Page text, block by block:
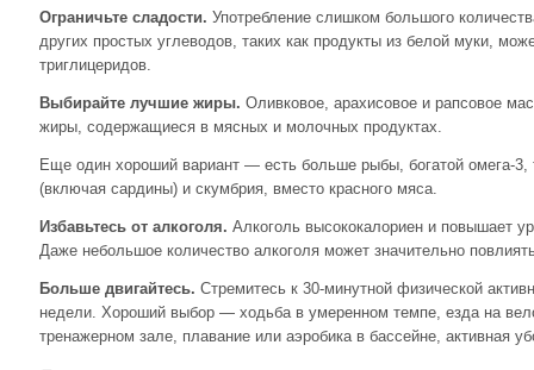
Ограничьте сладости. Употребление слишком большого
других простых углеводов, таких как продукты из белой муки,
триглицеридов.
Выбирайте лучшие жиры. Оливковое, арахисовое и рапсовое
жиры, содержащиеся в мясных и молочных продуктах.
Еще один хороший вариант — есть больше рыбы, богатой омега-3,
(включая сардины) и скумбрия, вместо красного мяса.
Избавьтесь от алкоголя. Алкоголь высококалориен и повышает
Даже небольшое количество алкоголя может значительно
Больше двигайтесь. Стремитесь к 30-минутной физической
недели. Хороший выбор — ходьба в умеренном темпе, езда на
тренажерном зале, плавание или аэробика в бассейне, активная